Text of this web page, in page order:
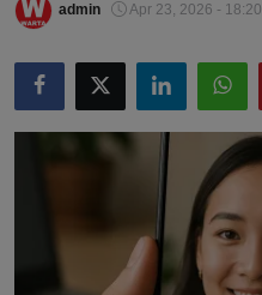
admin Apr 23, 2026 - 18:20